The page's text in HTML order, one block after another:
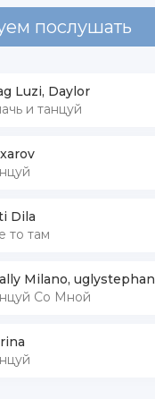
послушать
Luzi, Daylor
и танцуй
Dila
то там
Milano, uglystephan
Со Мной